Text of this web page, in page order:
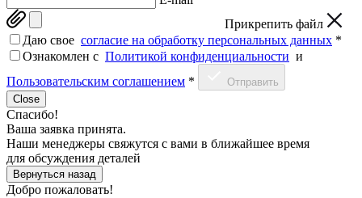
Прикрепить файл
Даю свое согласие на обработку персональных данных *
Ознакомлен c Политикой конфиденциальности и
Пользовательским соглашением *
Отправить
Close
Спасибо!
Ваша заявка принята.
Наши менеджеры свяжутся с вами в ближайшее время
для обсуждения деталей
Вернуться назад
Добро пожаловать!